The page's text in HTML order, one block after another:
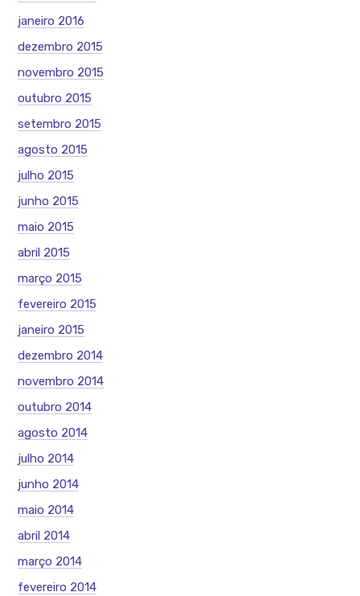
janeiro 2016
dezembro 2015
novembro 2015
outubro 2015
setembro 2015
agosto 2015
julho 2015
junho 2015
maio 2015
abril 2015
março 2015
fevereiro 2015
janeiro 2015
dezembro 2014
novembro 2014
outubro 2014
agosto 2014
julho 2014
junho 2014
maio 2014
abril 2014
março 2014
fevereiro 2014